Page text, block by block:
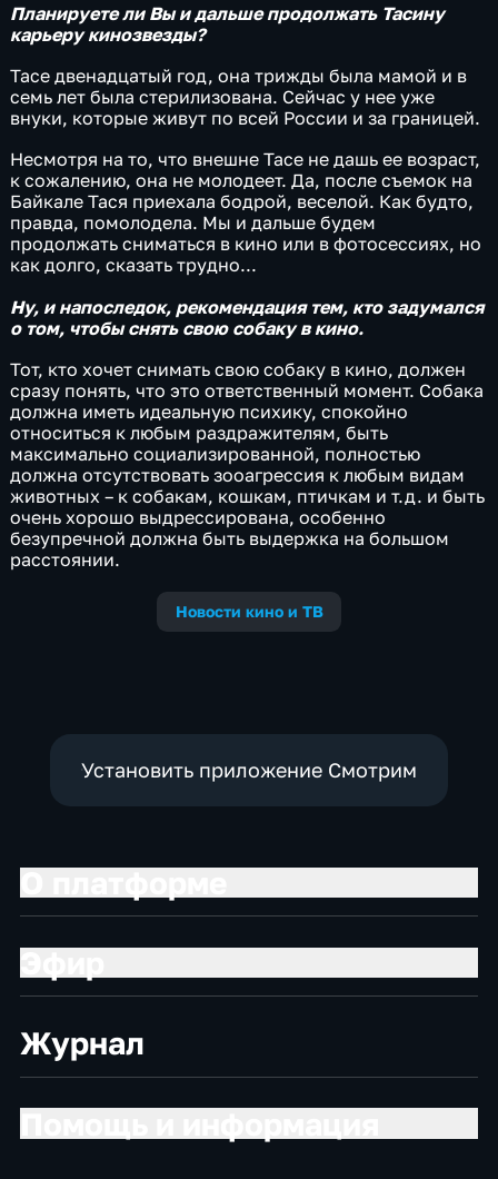
Планируете ли Вы и дальше продолжать Тасину
карьеру кинозвезды?
Тасе двенадцатый год, она трижды была мамой и в
семь лет была стерилизована. Сейчас у нее уже
внуки, которые живут по всей России и за границей.
Несмотря на то, что внешне Тасе не дашь ее возраст,
к сожалению, она не молодеет. Да, после съемок на
Байкале Тася приехала бодрой, веселой. Как будто,
правда, помолодела. Мы и дальше будем
продолжать сниматься в кино или в фотосессиях, но
как долго, сказать трудно...
Ну, и напоследок, рекомендация тем, кто задумался
о том, чтобы снять свою собаку в кино.
Тот, кто хочет снимать свою собаку в кино, должен
сразу понять, что это ответственный момент. Собака
должна иметь идеальную психику, спокойно
относиться к любым раздражителям, быть
максимально социализированной, полностью
должна отсутствовать зооагрессия к любым видам
животных – к собакам, кошкам, птичкам и т.д. и быть
очень хорошо выдрессирована, особенно
безупречной должна быть выдержка на большом
расстоянии.
Новости кино и ТВ
Установить приложение Смотрим
Журнал